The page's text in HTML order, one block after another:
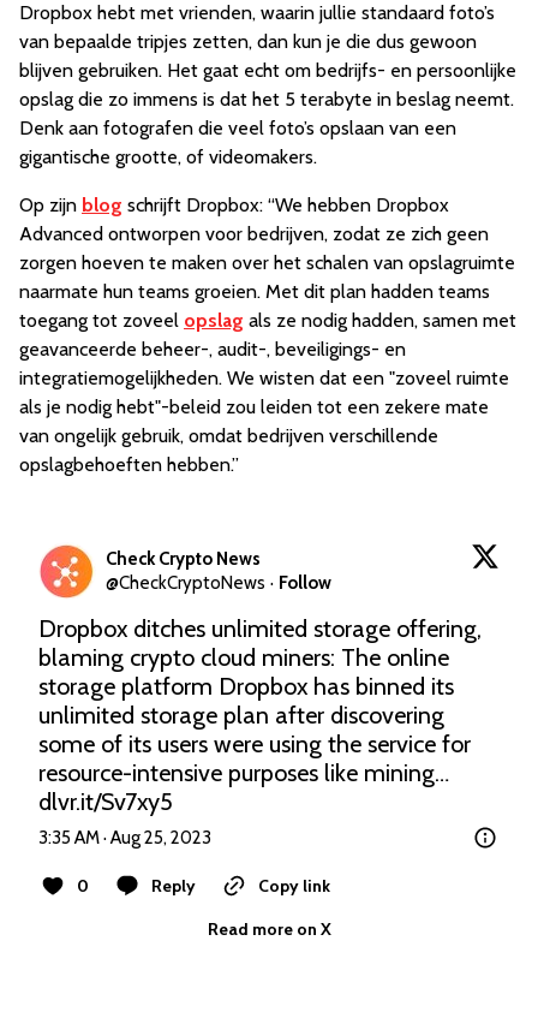
Dropbox hebt met vrienden, waarin jullie standaard foto’s
van bepaalde tripjes zetten, dan kun je die dus gewoon
blijven gebruiken. Het gaat echt om bedrijfs- en persoonlijke
opslag die zo immens is dat het 5 terabyte in beslag neemt.
Denk aan fotografen die veel foto’s opslaan van een
gigantische grootte, of videomakers.
Op zijn blog schrijft Dropbox: “We hebben Dropbox
Advanced ontworpen voor bedrijven, zodat ze zich geen
zorgen hoeven te maken over het schalen van opslagruimte
naarmate hun teams groeien. Met dit plan hadden teams
toegang tot zoveel opslag als ze nodig hadden, samen met
geavanceerde beheer-, audit-, beveiligings- en
integratiemogelijkheden. We wisten dat een "zoveel ruimte
als je nodig hebt"-beleid zou leiden tot een zekere mate
van ongelijk gebruik, omdat bedrijven verschillende
opslagbehoeften hebben.”
Check Crypto News
@CheckCryptoNews · Follow
Dropbox ditches unlimited storage offering,
blaming crypto cloud miners: The online
storage platform Dropbox has binned its
unlimited storage plan after discovering
some of its users were using the service for
dlvr.it/Sv7xy5
3:35 AM · Aug 25, 2023
0 Reply
Copy link
Read more on X